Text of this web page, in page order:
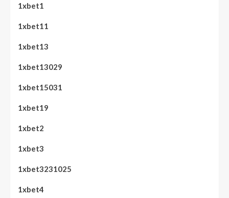
1xbet1
1xbet11
1xbet13
1xbet13029
1xbet15031
1xbet19
1xbet2
1xbet3
1xbet3231025
1xbet4